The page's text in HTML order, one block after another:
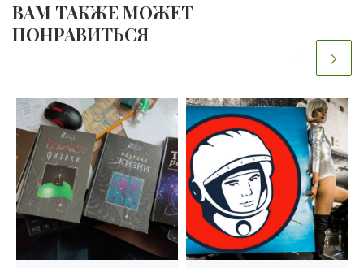
ВАМ ТАКЖЕ МОЖЕТ
ПОНРАВИТЬСЯ